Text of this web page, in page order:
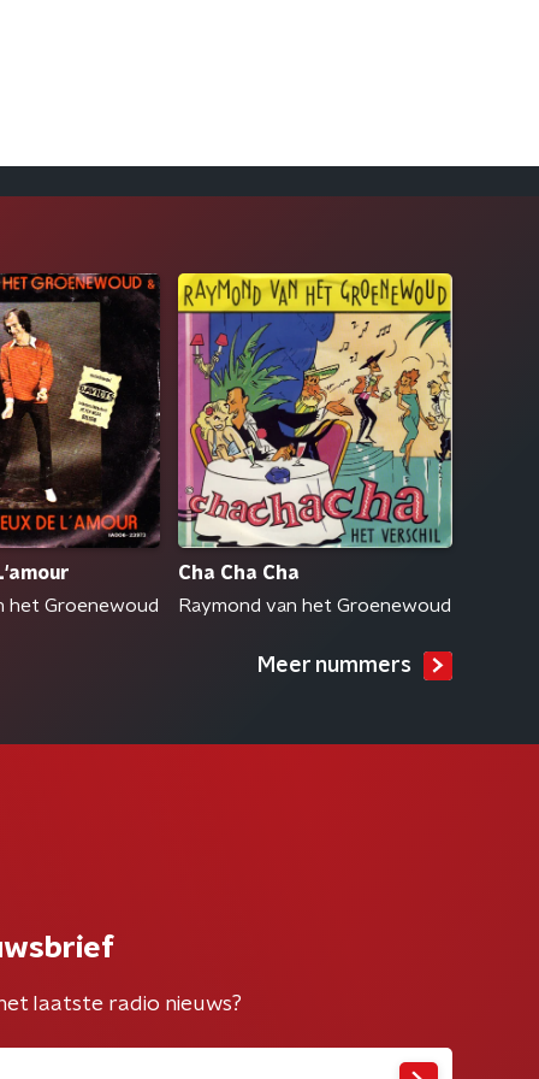
het Groenewoud
Cha Cha Cha
Raymond van het Groenewoud
Meer nummers
laatste radio nieuws?